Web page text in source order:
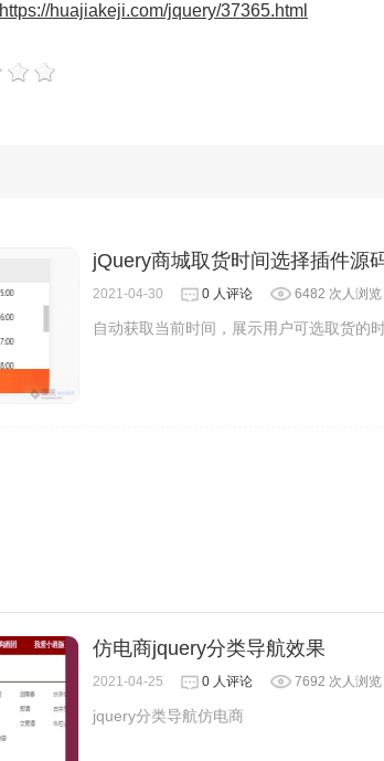
https://huajiakeji.com/jquery/37365.html
jQuery商城取货时间选择插件源
2021-04-30 0 人评论 6482 次人浏览
自动获取当前时间，展示用户可选取货的
仿电商jquery分类导航效果
2021-04-25 0 人评论 7692 次人浏览
jquery分类导航仿电商